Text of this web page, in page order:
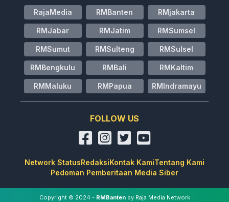
RajaMedia RMBanten RMjakarta
RMJabar RMJatim RMSumsel
RMSumut RMSulteng RMSulsel
RMBengkulu RMBali RMKaltim
RMMaluku RMPapua RMIndramayu
FOLLOW US
Network StatusRedaksiKontak KamiTentang Kami
Pedoman Pemberitaan Media Siber
Copyright © 2024 - RMBantenby Raja Media Network